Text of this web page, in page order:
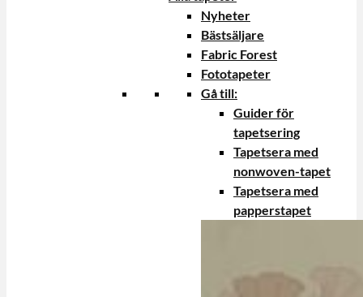
Nyheter
Bästsäljare
Fabric Forest
Fototapeter
Gå till:
Guider för
tapetsering
Tapetsera med
nonwoven-tapet
Tapetsera med
papperstapet